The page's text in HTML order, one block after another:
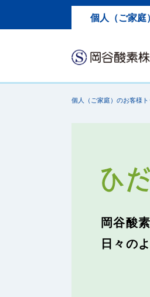
個人（ご家庭
個人（ご家庭）のお客様ト
岡谷酸
日々の